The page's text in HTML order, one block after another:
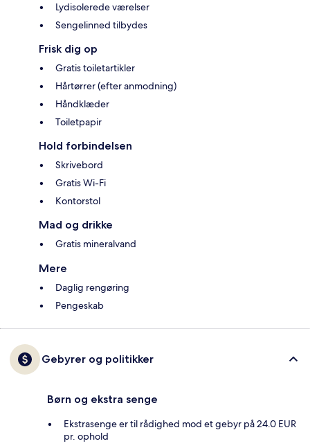
Lydisolerede værelser
Sengelinned tilbydes
Frisk dig op
Gratis toiletartikler
Hårtørrer (efter anmodning)
Håndklæder
Toiletpapir
Hold forbindelsen
Skrivebord
Gratis Wi-Fi
Kontorstol
Mad og drikke
Gratis mineralvand
Mere
Daglig rengøring
Pengeskab
Gebyrer og politikker
Børn og ekstra senge
Ekstrasenge er til rådighed mod et gebyr på 24.0 EUR
pr. ophold